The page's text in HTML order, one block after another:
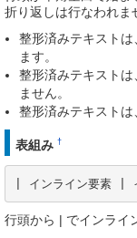
折り返しは行なわれま
整形済みテキスト
ます。
整形済みテキスト
ません。
整形済みテキストは
表組み †
| インライン要素 |
行頭から | でインライ